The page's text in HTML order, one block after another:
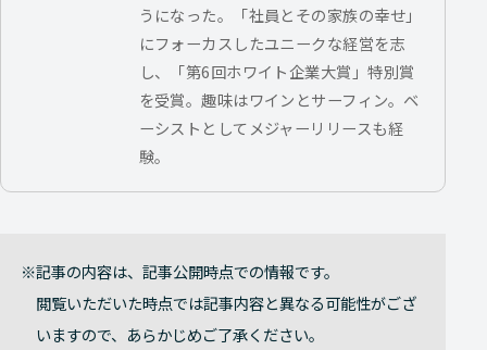
うになった。「社員とその家族の幸せ」
にフォーカスしたユニークな経営を志
し、「第6回ホワイト企業大賞」特別賞
を受賞。趣味はワインとサーフィン。ベ
ーシストとしてメジャーリリースも経
験。
記事の内容は、記事公開時点での情報です。
閲覧いただいた時点では記事内容と異なる可能性がござ
いますので、あらかじめご了承ください。